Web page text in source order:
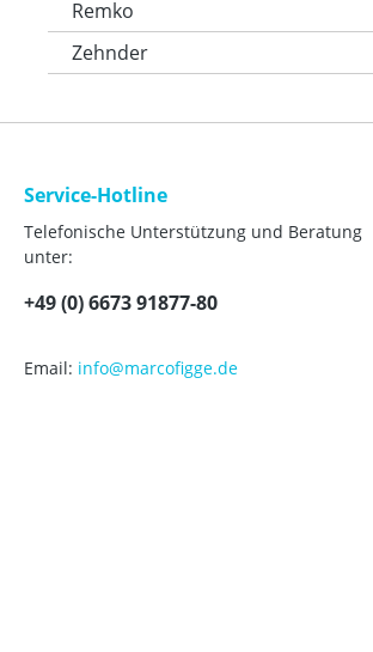
Remko
Zehnder
Service-Hotline
Telefonische Unterstützung und Beratung
unter:
+49 (0) 6673 91877-80
Email: info@marcofigge.de